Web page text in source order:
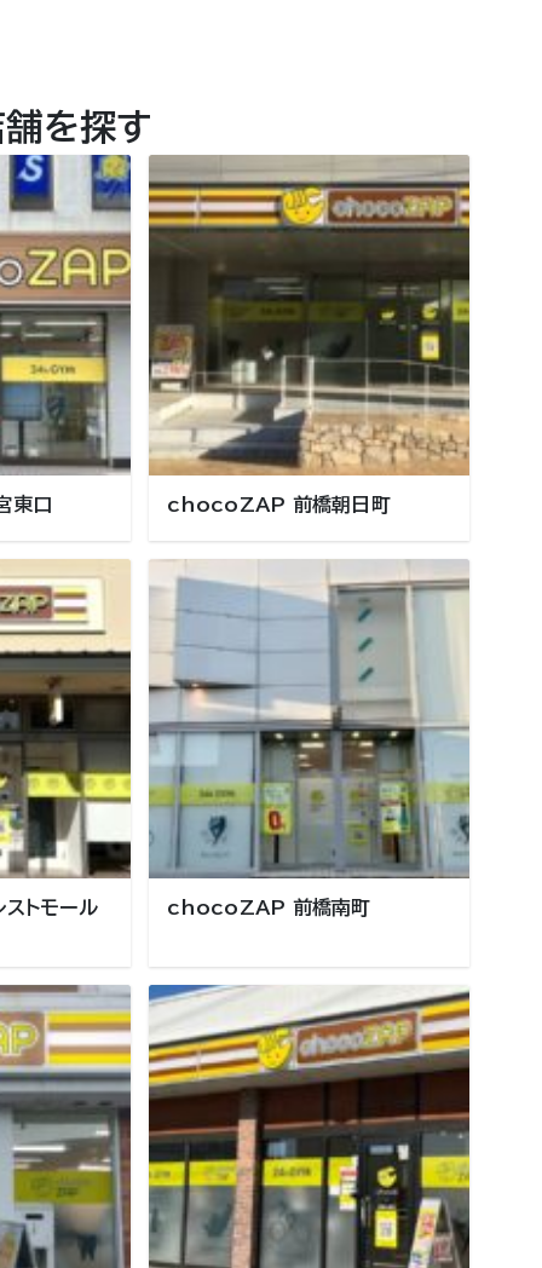
を探す
東口 chocoZAP 前橋朝日町
トモール chocoZAP 前橋南町